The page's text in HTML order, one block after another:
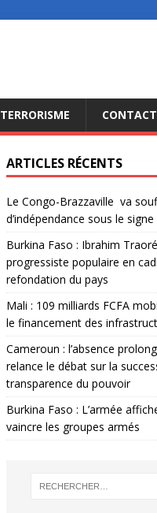
TERRORISME CONTACT
ARTICLES RÉCENTS
Le Congo-Brazzaville va
d’indépendance sous le
Burkina Faso : Ibrahim
progressiste populaire en
refondation du pays
Mali : 109 milliards FCFA
le financement des
Cameroun : l’absence
relance le débat sur la
transparence du pouvoir
Burkina Faso : L’armée
vaincre les groupes armés